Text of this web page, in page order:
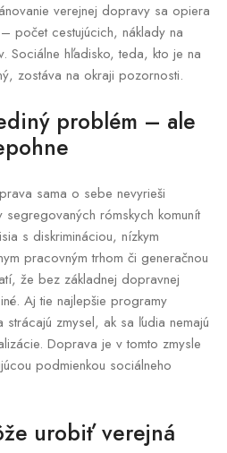
verejnej dopravy sa opiera
počet cestujúcich, náklady na
Sociálne hľadisko, teda, kto je na
zostáva na okraji pozornosti.
problém – ale
sama o sebe nevyrieši
segregovaných rómskych komunít
s diskrimináciou, nízkym
pracovným trhom či generačnou
že bez základnej dopravnej
Aj tie najlepšie programy
strácajú zmysel, ak sa ľudia nemajú
Doprava je v tomto zmysle
podmienkou sociálneho
urobiť verejná